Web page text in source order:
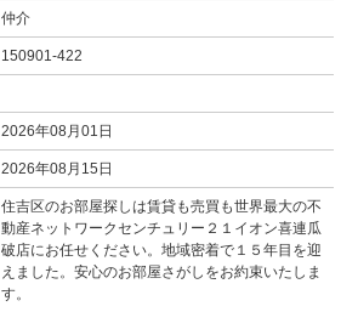
仲介
150901-422
2026年08月01日
2026年08月15日
住吉区のお部屋探しは賃貸も売買も世界最大の不
動産ネットワークセンチュリー２１イオン喜連瓜
破店にお任せください。地域密着で１５年目を迎
えました。安心のお部屋さがしをお約束いたしま
す。